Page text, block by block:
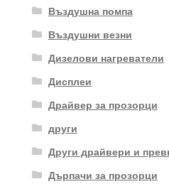
Въздушна помпа
Въздушни везни
Дизелови нагреватели
Дисплеи
Драйвер за прозорци
други
Други драйвери и
Дърпачи за прозорци